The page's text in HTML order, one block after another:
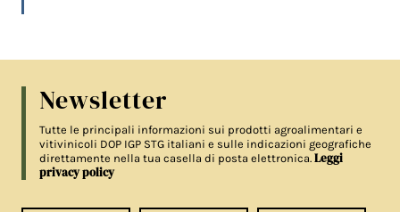
Newsletter
Tutte le principali informazioni sui prodotti agroalimentari e
vitivinicoli DOP IGP STG italiani e sulle indicazioni geografiche
direttamente nella tua casella di posta elettronica.Leggi
privacy policy